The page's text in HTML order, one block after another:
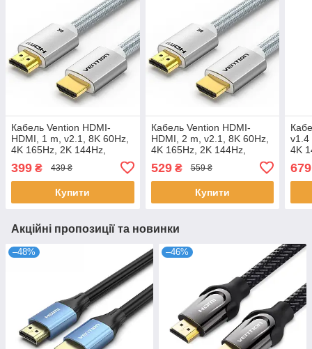
Кабель Vention HDMI-
HDMI, 1 m, v2.1, 8K 60Hz,
4K 165Hz, 2K 144Hz,
399 ₴ 439 ₴
Купити
Кабель Vention HDMI-
HDMI, 2 m, v2.1, 8K 60Hz,
4K 165Hz, 2K 144Hz,
529₴ 559 ₴
Купити
v1.4
4K
679
Акційні пропозиції та новинки
–48% –46%